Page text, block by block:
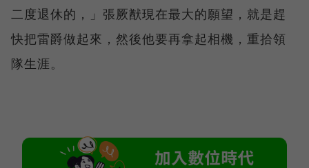
二度退休的，」張厥猷現在最大的願望，就是趕
快把雷爵做起來，然後他要再拿起相機，重拾領
隊生涯。